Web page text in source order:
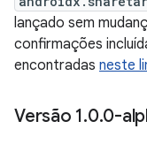
lançado sem
confirmações
encontradas neste
Versão 1.0.0-